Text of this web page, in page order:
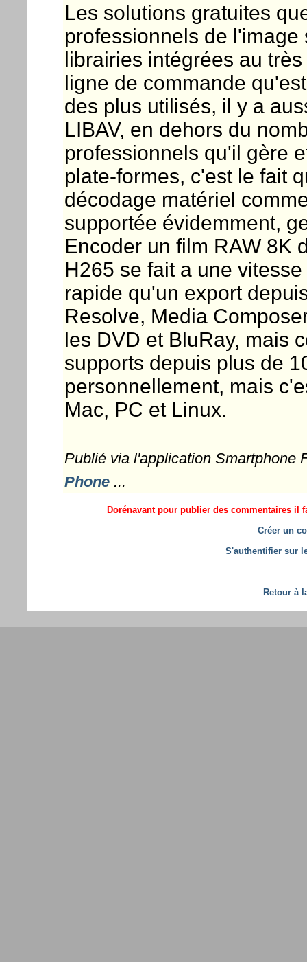
Les solutions gratuites
professionnels de l'image
librairies intégrées au
ligne de commande
des plus utilisés, il y a
LIBAV, en dehors du
professionnels qu'il gère
plate-formes, c'est le fait
décodage matériel
supportée évidemment,
Encoder un film RAW 8K
H265 se fait a une
rapide qu'un export
Resolve, Media
les DVD et BluRay, mais
supports depuis plus de
personnellement, mais
Mac, PC et Linux.
Publié via l'application Smartphone
Phone...
Dorénavant pour publier des commentaires il
Créer un
S'authentifier sur
Retour à